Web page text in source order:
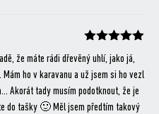
že máte rádi dřevěný uhlí, jako já,
ho v karavanu a už jsem si ho vezl
Akorát tady musím podotknout, že je
do tašky 🙂 Měl jsem předtím takový